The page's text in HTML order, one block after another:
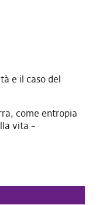
e il caso del
come entropia
vita –